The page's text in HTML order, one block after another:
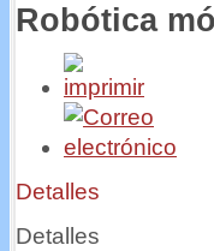
Robótica
Detalles
Detalles